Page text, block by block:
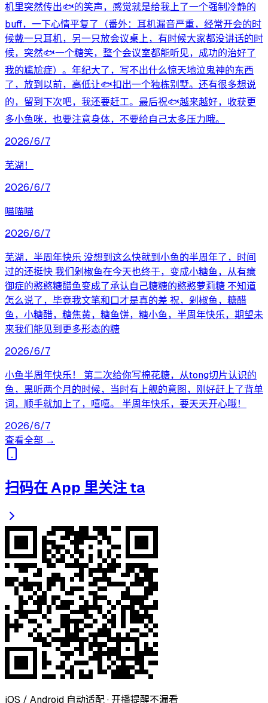
机里突然传出🐟️的笑声，感觉就是给我上了一个强制冷静的
buff，一下心情平复了（番外：耳机漏音严重，经常开会的时
候戴一只耳机，另一只放会议桌上，有时候大家都没讲话的时
候，突然🐟️一个糖笑，整个会议室都能听见，成功的治好了
我的尴尬症）。年纪大了，写不出什么惊天地泣鬼神的东西
了，放到以前，高低让🐟️扣出一个独栋别墅。还有很多想说
的，留到下次吧，我还要赶工。最后祝🐟️越来越好，收获更
多小鱼咪，也要注意身体，不要给自己太多压力哦。
2026/6/7
芜湖！
2026/6/7
喵喵喵
2026/6/7
芜湖，半周年快乐 没想到这么快就到小鱼的半周年了，时间
过的还挺快 我们剁椒鱼在今天也终于，变成小糖鱼，从有癔
御症的憨憨糖醋鱼变成了承认自己糖糖的憨憨萝莉糖 不知道
怎么说了，毕竟我文笔和口才是真的差 祝，剁椒鱼，糖醋
鱼，小糖醋，糖焦黄，糖鱼饼，糖小鱼，半周年快乐，期望未
来我们能见到更多形态的糖
2026/6/7
小鱼半周年快乐！ 第二次给你写棉花糖，从tong切片认识的
鱼，黑听两个月的时候，当时有上舰的意图，刚好赶上了背单
词，顺手就加上了，嘻嘻。 半周年快乐，要天天开心哦！
2026/6/7
查看全部 →
扫码在 App 里关注 ta
iOS / Android 自动适配 · 开播提醒不漏看